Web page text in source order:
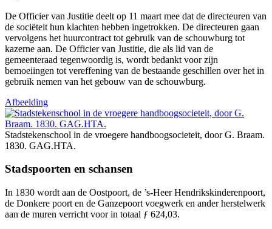
De Officier van Justitie deelt op 11 maart mee dat de directeuren van
de sociëteit hun klachten hebben ingetrokken. De directeuren gaan
vervolgens het huurcontract tot gebruik van de schouwburg tot
kazerne aan. De Officier van Justitie, die als lid van de
gemeenteraad tegenwoordig is, wordt bedankt voor zijn
bemoeiingen tot vereffening van de bestaande geschillen over het in
gebruik nemen van het gebouw van de schouwburg.
Afbeelding
Stadstekenschool in de vroegere handboogsocieteit, door G. Braam.
1830. GAG.HTA.
Stadspoorten en schansen
In 1830 wordt aan de Oostpoort, de ’s-Heer Hendrikskinderenpoort,
de Donkere poort en de Ganzepoort voegwerk en ander herstelwerk
aan de muren verricht voor in totaal ƒ 624,03.